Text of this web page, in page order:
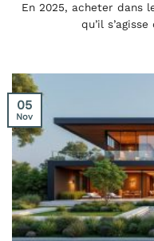
En 2025, acheter dans
qu’il
05
Nov